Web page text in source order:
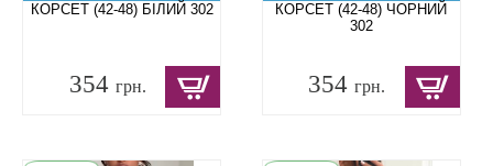
КОРСЕТ (42-48) БІЛИЙ 302
354 грн.
КОРСЕТ (42-48) ЧОРНИЙ
302
354грн.